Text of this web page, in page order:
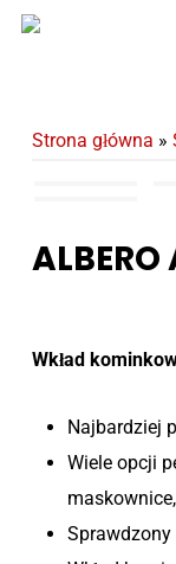
Skip
Strona główna »
Wkład
Najbardziej
Wiele opcji